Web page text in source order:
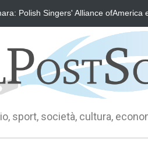
Polish Singers' Alliance ofAmerica
sport, società, cultura,